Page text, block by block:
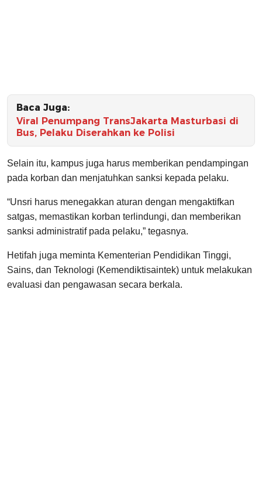
Baca Juga:
Viral Penumpang TransJakarta Masturbasi di
Bus, Pelaku Diserahkan ke Polisi
Selain itu, kampus juga harus memberikan pendampingan
pada korban dan menjatuhkan sanksi kepada pelaku.
“Unsri harus menegakkan aturan dengan mengaktifkan
satgas, memastikan korban terlindungi, dan memberikan
sanksi administratif pada pelaku,” tegasnya.
Hetifah juga meminta Kementerian Pendidikan Tinggi,
Sains, dan Teknologi (Kemendiktisaintek) untuk melakukan
evaluasi dan pengawasan secara berkala.